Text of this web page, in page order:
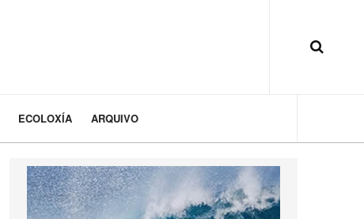
ECOLOXÍA ARQUIVO